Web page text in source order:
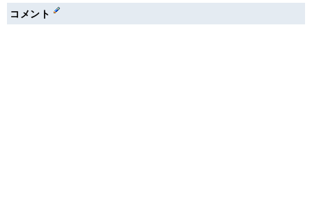
コメント